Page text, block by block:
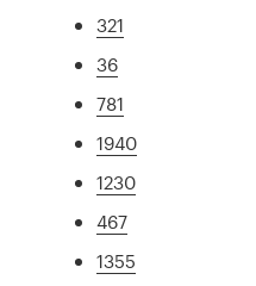
321
36
781
1940
1230
467
1355